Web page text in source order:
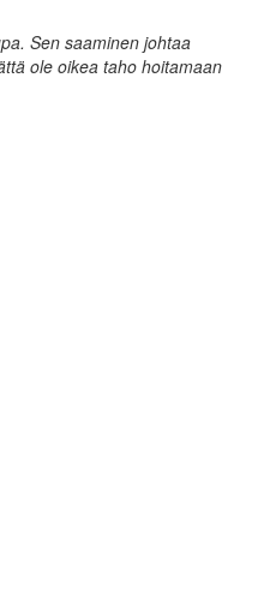
Sen saaminen johtaa
ole oikea taho hoitamaan